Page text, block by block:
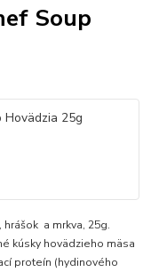
Soup
a mrkva, 25g.
kúsky hovädzieho mäsa
proteín (hydinového